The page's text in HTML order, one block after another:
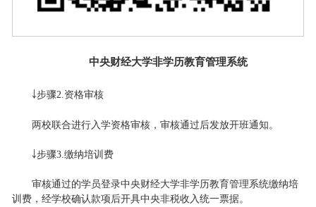
中央财经大学非学历教育管理系统
￬步骤2.资格审核
两校联合进行入学资格审核，审核通过后发放开班通知。
￬步骤3.缴纳培训费
审核通过的学员登录中央财经大学非学历教育管理系统缴纳培
训费，经学校确认款项后开具中央非税收入统一票据。